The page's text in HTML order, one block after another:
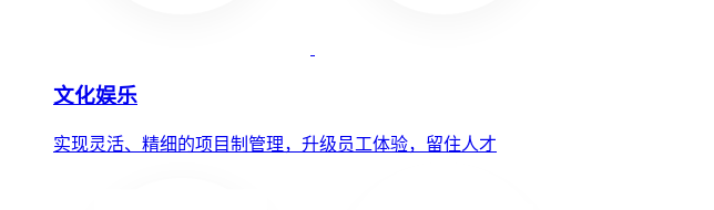
文化娱乐
实现灵活、精细的项目制管理，升级员工体验，留住人才